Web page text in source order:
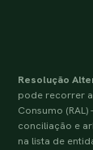
Resolução
pode recorrer
Consumo
conciliação e
na lista de